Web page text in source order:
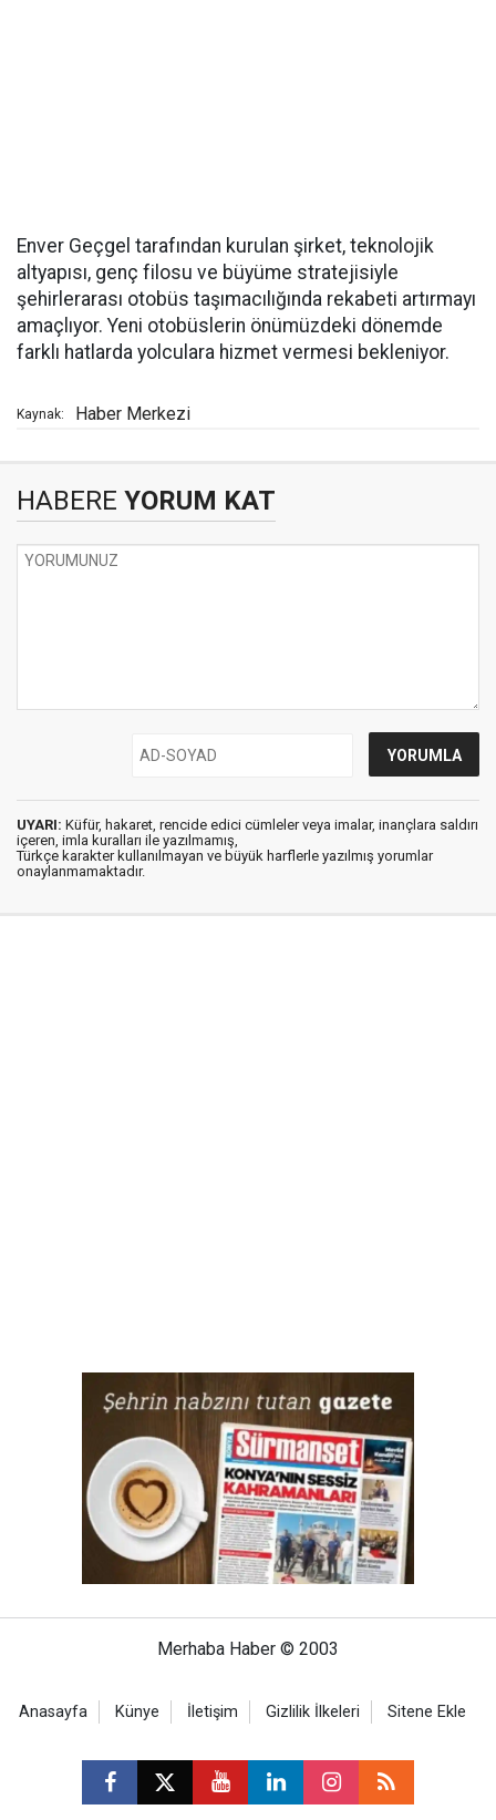
Enver Geçgel tarafından kurulan şirket, teknolojik
altyapısı, genç filosu ve büyüme stratejisiyle
şehirlerarası otobüs taşımacılığında rekabeti artırmayı
amaçlıyor. Yeni otobüslerin önümüzdeki dönemde
farklı hatlarda yolculara hizmet vermesi bekleniyor.
Kaynak: Haber Merkezi
HABERE YORUM KAT
UYARI: Küfür, hakaret, rencide edici cümleler veya imalar, inançlara saldırı
içeren, imla kuralları ile yazılmamış,
Türkçe karakter kullanılmayan ve büyük harflerle yazılmış yorumlar
onaylanmamaktadır.
Merhaba Haber © 2003
Anasayfa Künye İletişim Gizlilik İlkeleri Sitene Ekle